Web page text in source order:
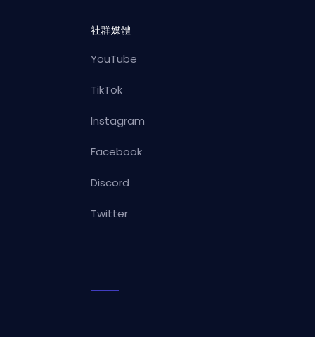
社群媒體
YouTube
TikTok
Instagram
Facebook
Discord
Twitter